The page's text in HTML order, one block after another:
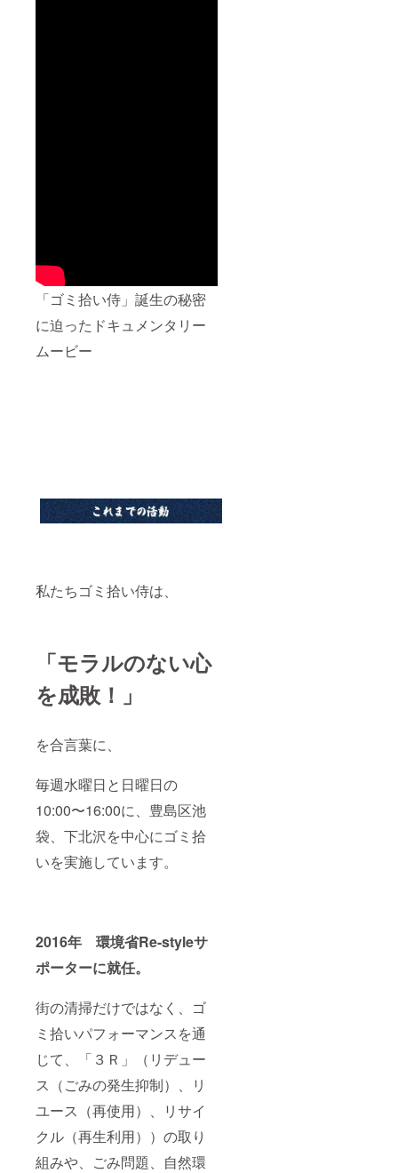
「ゴミ拾い侍」誕生の秘密
に迫ったドキュメンタリー
ムービー
私たちゴミ拾い侍は、
「モラルのない心
を成敗！」
を合言葉に、
毎週水曜日と日曜日の
10:00〜16:00に、豊島区池
袋、下北沢を中心にゴミ拾
いを実施しています。
2016年 環境省Re-styleサ
ポーターに就任。
街の清掃だけではなく、ゴ
ミ拾いパフォーマンスを通
じて、「３Ｒ」（リデュー
ス（ごみの発生抑制）、リ
ユース（再使用）、リサイ
クル（再生利用））の取り
組みや、ごみ問題、自然環